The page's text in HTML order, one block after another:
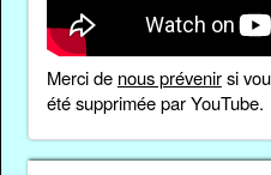
Merci de nous prévenirsi
été supprimée par YouTube.